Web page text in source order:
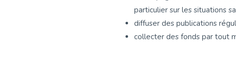
particulier sur les situations
diffuser des publications
collecter des fonds par tout